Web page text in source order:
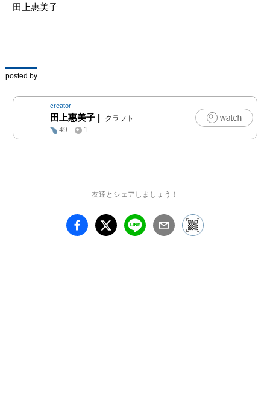
田上惠美子
posted by
creator
田上惠美子 |
クラフト
49
1
友達とシェアしましょう！